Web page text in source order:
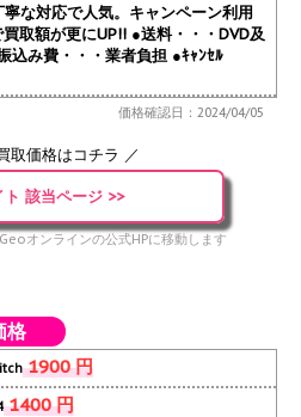
な対応で人気。キャンペーン利用
取額が更にUP!! ●送料・・・DVD及
込み費・・・業者負担 ●ｷｬﾝｾﾙ
価格確認日：2024/04/05
取価格はコチラ ／
ト 該当ページ >>
オンラインの公式HPに移動します
格
1900 円
1400 円